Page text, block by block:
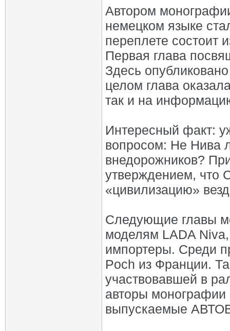
Автором
немецком языке
переплете состоит
Первая глава
Здесь
целом глава
так и на
Интересный факт:
вопросом: Не Нива
внедорожников?
утверждением, что
«цивилизацию»
Следующие главы
моделям LADA
импортеры. Среди
Poch из Франции.
участвовавшей в
авторы монографии
выпускаемые